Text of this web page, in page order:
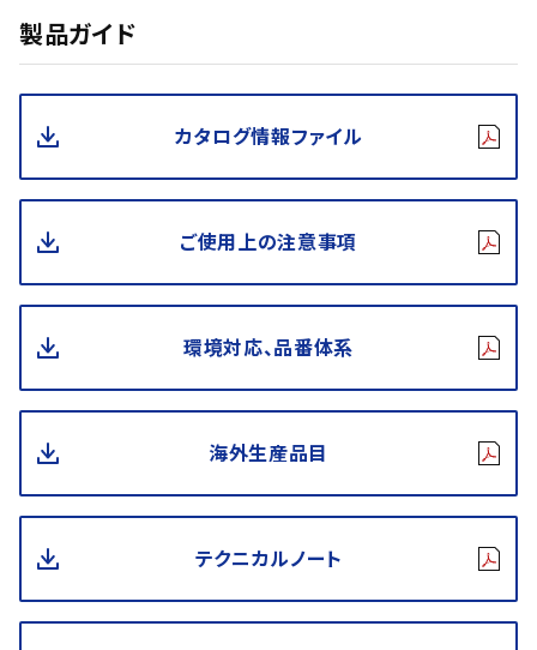
製品ガイド
カタログ情報ファイル
ご使用上の注意事項
環境対応、品番体系
海外生産品目
テクニカルノート